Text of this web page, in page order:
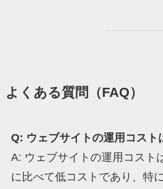
よくある質問（FAQ）
Q: ウェブサイトの運用コスト
A: ウェブサイトの運用コスト
に比べて低コストであり、特